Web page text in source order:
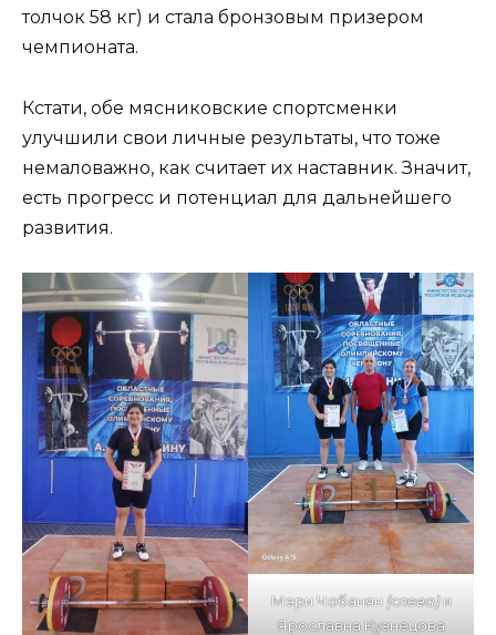
толчок 58 кг) и стала бронзовым при­зером
чемпионата.
Кстати, обе мясниковские спорт­сменки
улучшили свои личные резуль­таты, что тоже
немаловажно, как счи­тает их наставник. Значит,
есть про­гресс и потенциал для дальнейшего
развития.
Мэри Чобанян(слева)и
Ярославна Кузнецова